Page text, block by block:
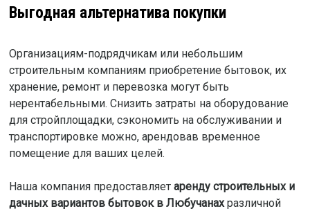
Выгодная альтернатива покупки
Организациям-подрядчикам или небольшим
строительным компаниям приобретение бытовок, их
хранение, ремонт и перевозка могут быть
нерентабельными. Снизить затраты на оборудование
для стройплощадки, сэкономить на обслуживании и
транспортировке можно, арендовав временное
помещение для ваших целей.
Наша компания предоставляет аренду строительных и
дачных вариантов бытовок в Любучанахразличной